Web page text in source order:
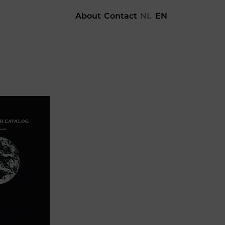
About Contact NL EN